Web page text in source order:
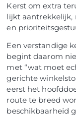
Kerst om extra
lijkt aantrekkelijk,
en
Een verstandige
begint daarom
met “wat moet
gerichte
eerst het
route te breed
beschikbaarheid